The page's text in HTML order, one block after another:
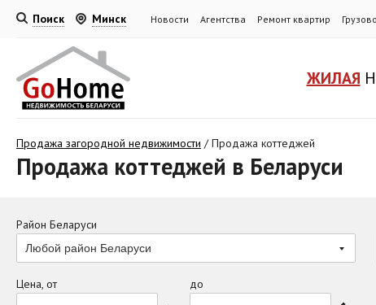
Поиск Минск Новости Агентства Ремонт квартир
ЖИЛАЯ
Продажа загородной недвижимости /Продажа коттеджей
Продажа коттеджей в Беларуси
Район Беларуси
Любой район Беларуси
Цена, от
до